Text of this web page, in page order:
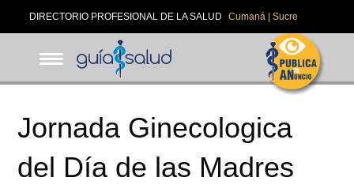
DIRECTORIO PROFESIONAL DE LA SALUD Cumaná | Sucre
Jornada Ginecologica
del Día de las Madres